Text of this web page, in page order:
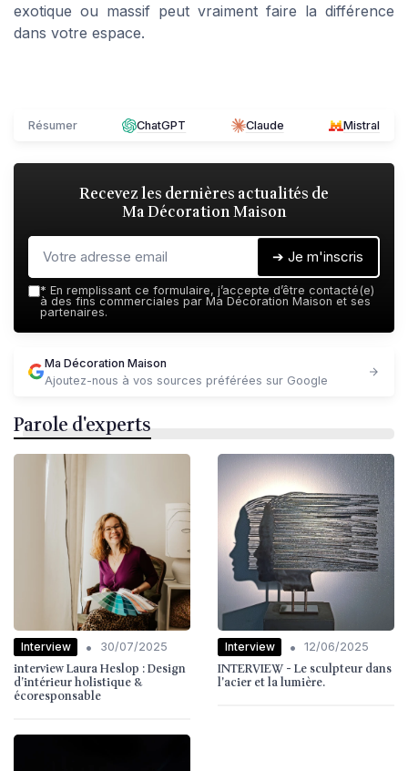
exotique ou massif peut vraiment faire la différence
dans votre espace.
Résumer ChatGPT Claude Mistral
Recevez les dernières actualités de
Ma Décoration Maison
➔ Je m'inscris
* En remplissant ce formulaire, j’accepte d’être contacté(e)
à des fins commerciales par Ma Décoration Maison et ses
partenaires.
Ma Décoration Maison
Ajoutez-nous à vos sources préférées sur Google
Parole d'experts
Interview • 30/07/2025
interview Laura Heslop : Design
d’intérieur holistique &
écoresponsable
Interview • 12/06/2025
INTERVIEW - Le sculpteur dans
l'acier et la lumière.